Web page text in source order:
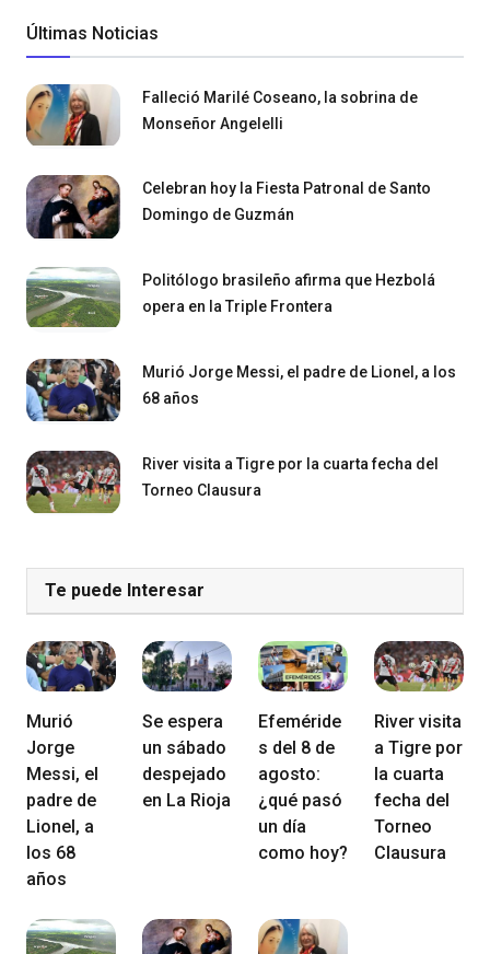
Últimas Noticias
Falleció Marilé Coseano, la sobrina de
Monseñor Angelelli
Celebran hoy la Fiesta Patronal de Santo
Domingo de Guzmán
Politólogo brasileño afirma que Hezbolá
opera en la Triple Frontera
Murió Jorge Messi, el padre de Lionel, a los
68 años
River visita a Tigre por la cuarta fecha del
Torneo Clausura
Te puede Interesar
Murió
Jorge
Messi, el
padre de
Lionel, a
los 68
años
Se espera
un sábado
despejado
en La Rioja
Efeméride
s del 8 de
agosto:
¿qué pasó
un día
como hoy?
River visita
a Tigre por
la cuarta
fecha del
Torneo
Clausura